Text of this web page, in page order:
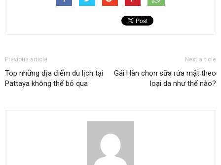
Previous article
Top những địa điểm du lịch tại
Pattaya không thể bỏ qua
Next article
Gái Hàn chọn sữa rửa mặt theo
loại da như thế nào?